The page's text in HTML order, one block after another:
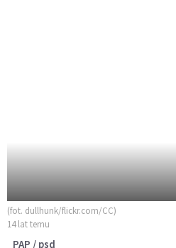
(fot. dullhunk/flickr.com/CC)
14 lat temu
PAP / psd